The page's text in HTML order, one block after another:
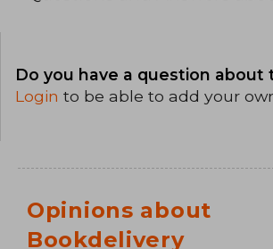
Do you have a question about
Login to be able to add your
Opinions about
Bookdelivery